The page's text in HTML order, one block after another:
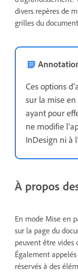
divers repères de
grilles du
Ces options
sur la mise
ayant pour
ne modifie
InDesign ni à
À propos
En mode Mise en
sur la page du
peuvent être vides
Également appelés
réservés à des